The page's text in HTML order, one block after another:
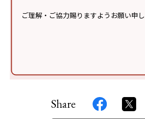
ご理解・ご協力賜りますようお願い申し
施いたします。
Share